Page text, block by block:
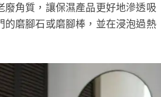
角質，讓保濕產品更好地滲透吸
磨腳石或磨腳棒，並在浸泡過熱